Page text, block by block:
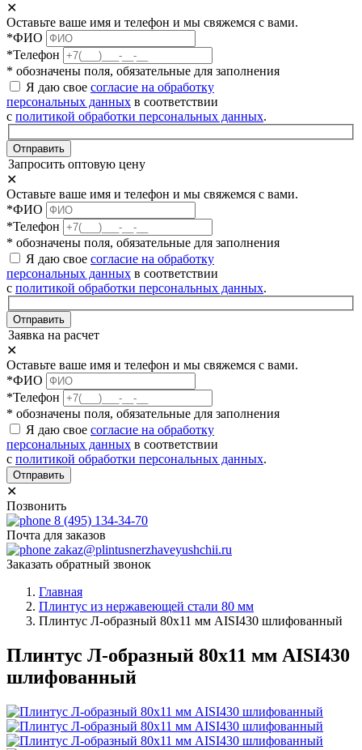
✕
Оставьте ваше имя и телефон и мы свяжемся с вами.
*ФИО
*Телефон
* обозначены поля, обязательные для заполнения
Я даю свое согласие на обработку
персональных данных в соответствии
с политикой обработки персональных данных.
Отправить
Запросить оптовую цену
✕
Оставьте ваше имя и телефон и мы свяжемся с вами.
*ФИО
*Телефон
* обозначены поля, обязательные для заполнения
Я даю свое согласие на обработку
персональных данных в соответствии
с политикой обработки персональных данных.
Отправить
Заявка на расчет
✕
Оставьте ваше имя и телефон и мы свяжемся с вами.
*ФИО
*Телефон
* обозначены поля, обязательные для заполнения
Я даю свое согласие на обработку
персональных данных в соответствии
с политикой обработки персональных данных.
Отправить
✕
Позвонить
8 (495) 134-34-70
Почта для заказов
zakaz@plintusnerzhaveyushchii.ru
Заказать обратный звонок
Главная
Плинтус из нержавеющей стали 80 мм
Плинтус Л-образный 80х11 мм AISI430 шлифованный
Плинтус Л-образный 80х11 мм AISI430
шлифованный